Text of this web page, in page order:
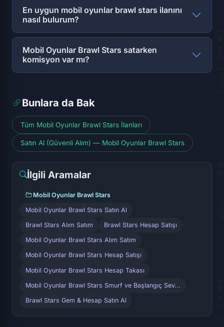
En uygun mobil oyunlar brawl stars ilanını
nasıl bulurum?
Mobil Oyunlar Brawl Stars satarken
komisyon var mı?
Bunlara da Bak
Tüm Mobil Oyunlar Brawl Stars İlanları
Satın Al (Güvenli Alım) — Mobil Oyunlar Brawl Stars
İlgili Aramalar
Mobil Oyunlar Brawl Stars
Mobil Oyunlar Brawl Stars Satın Al
Brawl Stars Alım Satım Brawl Stars Hesap Satışı
Mobil Oyunlar Brawl Stars Alım Satım
Mobil Oyunlar Brawl Stars Hesap Satışı
Mobil Oyunlar Brawl Stars Hesap Takası
Mobil Oyunlar Brawl Stars Smurf ve Başlangıç Sev...
Brawl Stars Gem & Hesap Satın Al